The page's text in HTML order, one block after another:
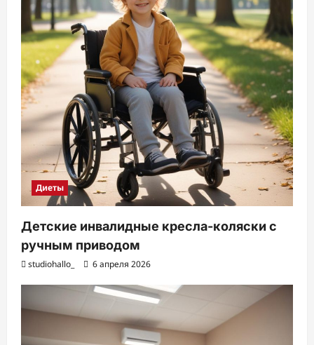
Диеты
Детские инвалидные кресла-коляски с
ручным приводом
studiohallo_ 6 апреля 2026